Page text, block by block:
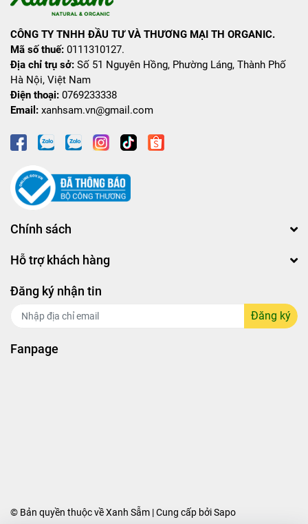
CÔNG TY TNHH ĐẦU TƯ VÀ THƯƠNG MẠI TH ORGANIC.
Mã số thuế: 0111310127.
Địa chỉ trụ sở: Số 51 Nguyên Hồng, Phường Láng, Thành Phố
Hà Nội, Việt Nam
Điện thoại: 0769233338
Email: xanhsam.vn@gmail.com
Chính sách
Hỗ trợ khách hàng
Đăng ký nhận tin
Đăng ký
Fanpage
© Bản quyền thuộc về Xanh Sẫm | Cung cấp bởiSapo